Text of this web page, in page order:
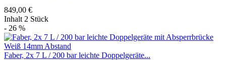
849,00 €
Inhalt 2 Stück
- 26 %
Faber, 2x 7 L / 200 bar leichte Doppelgeräte...